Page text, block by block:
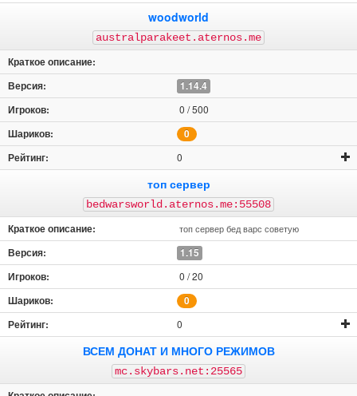
woodworld
australparakeet.aternos.me
1.14.4
0 / 500
0
0
топ сервер
bedwarsworld.aternos.me:55508
топ сервер бед варс советую
1.15
0 / 20
0
0
ВСЕМ ДОНАТ И МНОГО РЕЖИМОВ
mc.skybars.net:25565